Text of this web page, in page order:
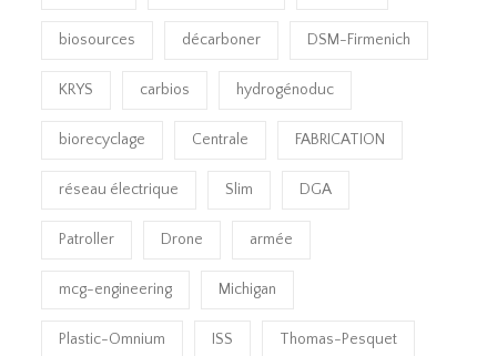
biosources décarboner DSM-Firmenich
KRYS carbios hydrogénoduc
biorecyclage Centrale FABRICATION
réseau électrique Slim DGA
Patroller Drone armée
mcg-engineering Michigan
Plastic-Omnium ISS Thomas-Pesquet